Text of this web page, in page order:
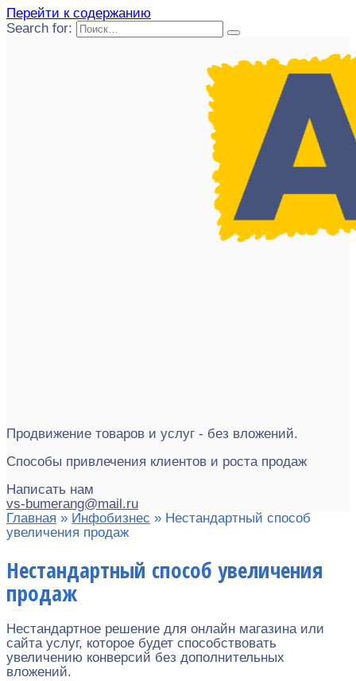
Перейти к содержанию
Search for:
Продвижение товаров и услуг - без вложений.
Способы привлечения клиентов и роста продаж
Написать нам
vs-bumerang@mail.ru
Главная » Инфобизнес » Нестандартный способ
увеличения продаж
Нестандартный способ увеличения
продаж
Нестандартное решение для онлайн магазина или
сайта услуг, которое будет способствовать
увеличению конверсий без дополнительных
вложений.